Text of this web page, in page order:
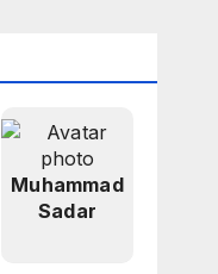
Muhammad
Sadar